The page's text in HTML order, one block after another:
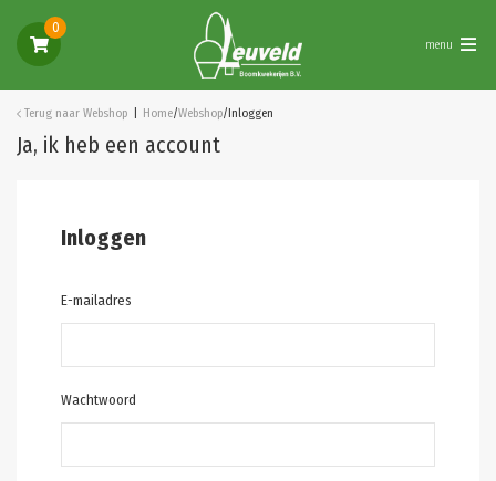
0
menu
Terug naar Webshop Home/Webshop/Inloggen
Ja, ik heb een account
Inloggen
E-mailadres
Wachtwoord